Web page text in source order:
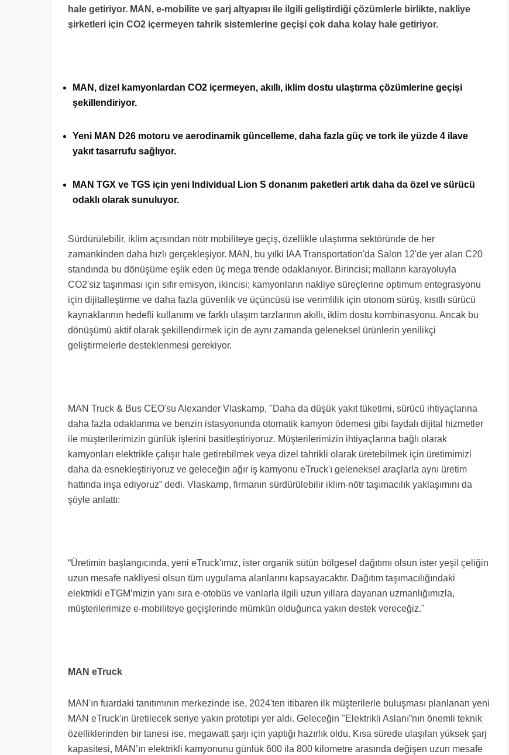
hale getiriyor. MAN, e-mobilite ve şarj altyapısı ile ilgili geliştirdiği çözümlerle birlikte, nakliye
şirketleri için CO2 içermeyen tahrik sistemlerine geçişi çok daha kolay hale getiriyor.
MAN, dizel kamyonlardan CO2 içermeyen, akıllı, iklim dostu ulaştırma çözümlerine geçişi
şekillendiriyor.
Yeni MAN D26 motoru ve aerodinamik güncelleme, daha fazla güç ve tork ile yüzde 4 ilave
yakıt tasarrufu sağlıyor.
MAN TGX ve TGS için yeni Individual Lion S donanım paketleri artık daha da özel ve sürücü
odaklı olarak sunuluyor.
Sürdürülebilir, iklim açısından nötr mobiliteye geçiş, özellikle ulaştırma sektöründe de her
zamankinden daha hızlı gerçekleşiyor. MAN, bu yılki IAA Transportation'da Salon 12'de yer alan C20
standında bu dönüşüme eşlik eden üç mega trende odaklanıyor. Birincisi; malların karayoluyla
CO2'siz taşınması için sıfır emisyon, ikincisi; kamyonların nakliye süreçlerine optimum entegrasyonu
için dijitalleştirme ve daha fazla güvenlik ve üçüncüsü ise verimlilik için otonom sürüş, kısıtlı sürücü
kaynaklarının hedefli kullanımı ve farklı ulaşım tarzlarının akıllı, iklim dostu kombinasyonu. Ancak bu
dönüşümü aktif olarak şekillendirmek için de aynı zamanda geleneksel ürünlerin yenilikçi
geliştirmelerle desteklenmesi gerekiyor.
MAN Truck & Bus CEO'su Alexander Vlaskamp, "Daha da düşük yakıt tüketimi, sürücü ihtiyaçlarına
daha fazla odaklanma ve benzin istasyonunda otomatik kamyon ödemesi gibi faydalı dijital hizmetler
ile müşterilerimizin günlük işlerini basitleştiriyoruz. Müşterilerimizin ihtiyaçlarına bağlı olarak
kamyonları elektrikle çalışır hale getirebilmek veya dizel tahrikli olarak üretebilmek için üretimimizi
daha da esnekleştiriyoruz ve geleceğin ağır iş kamyonu eTruck'ı geleneksel araçlarla aynı üretim
hattında inşa ediyoruz” dedi. Vlaskamp, firmanın sürdürülebilir iklim-nötr taşımacılık yaklaşımını da
şöyle anlattı:
“Üretimin başlangıcında, yeni eTruck'ımız, ister organik sütün bölgesel dağıtımı olsun ister yeşil çeliğin
uzun mesafe nakliyesi olsun tüm uygulama alanlarını kapsayacaktır. Dağıtım taşımacılığındaki
elektrikli eTGM’mizin yanı sıra e-otobüs ve vanlarla ilgili uzun yıllara dayanan uzmanlığımızla,
müşterilerimize e-mobiliteye geçişlerinde mümkün olduğunca yakın destek vereceğiz."
MAN eTruck
MAN'ın fuardaki tanıtımının merkezinde ise, 2024'ten itibaren ilk müşterilerle buluşması planlanan yeni
MAN eTruck'ın üretilecek seriye yakın prototipi yer aldı. Geleceğin "Elektrikli Aslanı”nın önemli teknik
özelliklerinden bir tanesi ise, megawatt şarjı için yaptığı hazırlık oldu. Kısa sürede ulaşılan yüksek şarj
kapasitesi, MAN’ın elektrikli kamyonunu günlük 600 ila 800 kilometre arasında değişen uzun mesafe